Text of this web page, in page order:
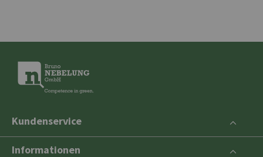
Kundenservice
Informationen